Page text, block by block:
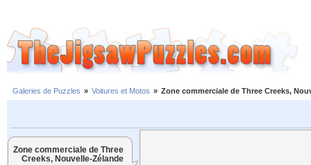
Galeries de Puzzles » Voitures et Motos » Zone commerciale de Three Creeks,
Zone commerciale de Three
Creeks, Nouvelle-Zélande